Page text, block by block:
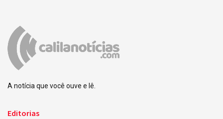
A notícia que você ouve e lê.
Editorias